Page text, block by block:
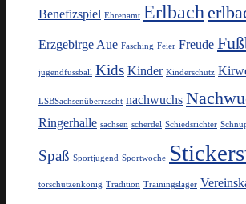
Benefizspiel Ehrenamt Erlbach
Erzgebirge Aue Fasching Feier Freude
jugendfussball Kids Kinder Kinderschutz
LSBSachsenüberrascht nachwuchs
Ringerhalle sachsen scherdel Schiedsrichter
Spaß Sportjugend Sportwoche
torschützenkönig Tradition Trainingslager